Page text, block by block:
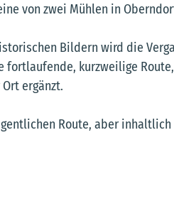
von zwei Mühlen in
Bildern wird die
fortlaufende, kurzweilige
ergänzt.
Route, aber